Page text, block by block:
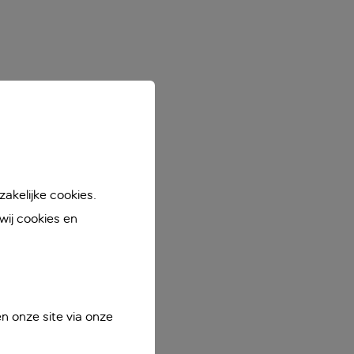
cookies.
cookies en
onze site via onze